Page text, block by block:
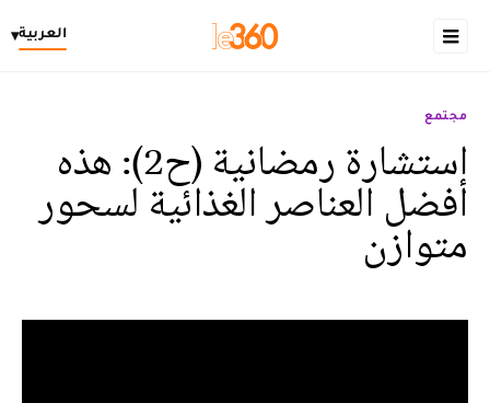
العربية▾
مجتمع
استشارة رمضانية (ح2): هذه
أفضل العناصر الغذائية لسحور
متوازن